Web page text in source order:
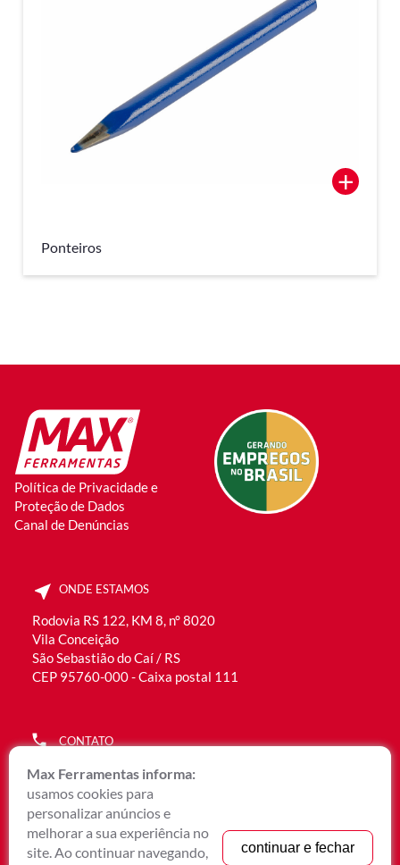
Ponteiros
+
Política de Privacidade e
Proteção de Dados
Canal de Denúncias
ONDE ESTAMOS
Rodovia RS 122, KM 8, n° 8020
Vila Conceição
São Sebastião do Caí / RS
CEP 95760-000 - Caixa postal 111
CONTATO
(51) 3536.2300
0800 051 6192
WhatsApp Rec. Humanos (51) 9 9901.9400
WhatsApp Comercial (51) 9 9656.6790
Max Ferramentas informa:
usamos cookies para
personalizar anúncios e
melhorar a sua experiência no
site. Ao continuar navegando,
continuar e fechar